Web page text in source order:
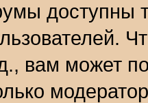
доступны
вам может